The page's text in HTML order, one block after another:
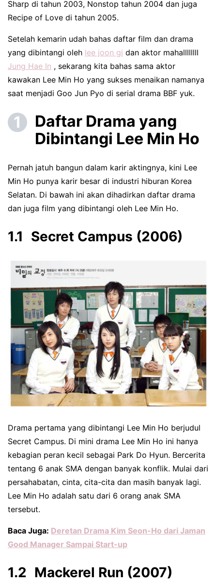
Sharp di tahun 2003, Nonstop tahun 2004 dan juga
Recipe of Love di tahun 2005.
Setelah kemarin udah bahas daftar film dan drama
yang dibintangi oleh lee joon gi dan aktor mahallllllll
Jung Hae In , sekarang kita bahas sama aktor
kawakan Lee Min Ho yang sukses menaikan namanya
saat menjadi Goo Jun Pyo di serial drama BBF yuk.
Daftar Drama yang
Dibintangi Lee Min Ho
Pernah jatuh bangun dalam karir aktingnya, kini Lee
Min Ho punya karir besar di industri hiburan Korea
Selatan. Di bawah ini akan dihadirkan daftar drama
dan juga film yang dibintangi oleh Lee Min Ho.
Secret Campus (2006)
Drama pertama yang dibintangi Lee Min Ho berjudul
Secret Campus. Di mini drama Lee Min Ho ini hanya
kebagian peran kecil sebagai Park Do Hyun. Bercerita
tentang 6 anak SMA dengan banyak konflik. Mulai dari
persahabatan, cinta, cita-cita dan masih banyak lagi.
Lee Min Ho adalah satu dari 6 orang anak SMA
tersebut.
Baca Juga: Deretan Drama Kim Seon-Ho dari Jaman
Good Manager Sampai Start-up
Mackerel Run (2007)